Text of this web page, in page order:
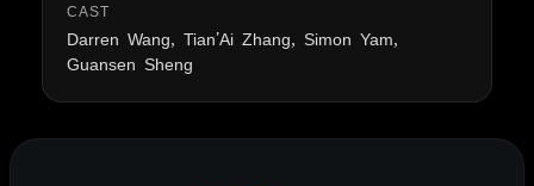
CAST
Darren Wang, Tian'Ai Zhang, Simon Yam,
Guansen Sheng